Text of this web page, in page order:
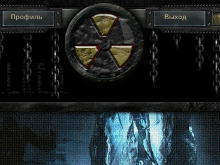
Профиль Выход